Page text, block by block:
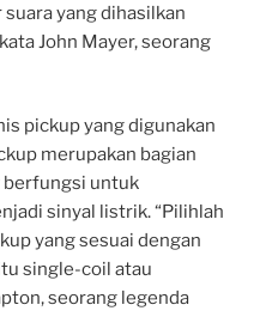
yang dihasilkan
John Mayer, seorang
pickup yang digunakan
merupakan bagian
berfungsi untuk
sinyal listrik. “Pilihlah
yang sesuai dengan
single-coil atau
seorang legenda